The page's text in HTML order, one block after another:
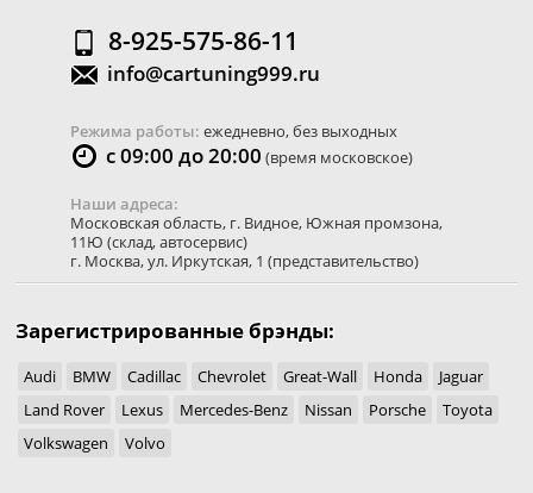
8-925-575-86-11
info@cartuning999.ru
Режима работы: ежедневно, без выходных
с 09:00 до 20:00 (время московское)
Наши адреса:
Московская область, г. Видное, Южная промзона,
11Ю (склад, автосервис)
г. Москва,ул. Иркутская, 1 (представительство)
Зарегистрированные брэнды:
Audi BMW Cadillac Chevrolet Great-Wall Honda
Jaguar
Land Rover
Lexus Mercedes-Benz Nissan Porsche
Toyota
Volkswagen
Volvo